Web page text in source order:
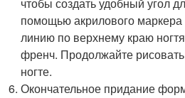
помощью акрилового маркера
линию по верхнему краю
френч. Продолжайте
ногте.
Окончательное придание